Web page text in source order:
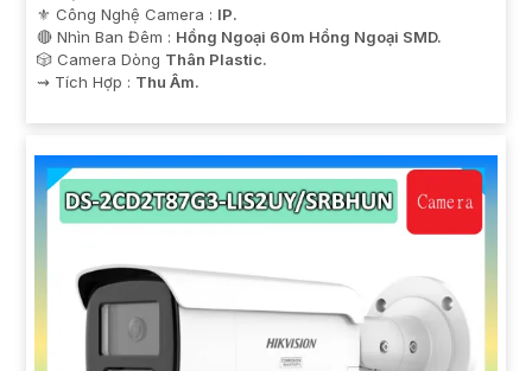
⚜️ Công Nghệ Camera : IP.
🔴 Nhìn Ban Đêm : Hồng Ngoại 60m Hồng Ngoại SMD.
🎲 Camera Dòng Thân Plastic.
️⇝ Tích Hợp : Thu Âm.